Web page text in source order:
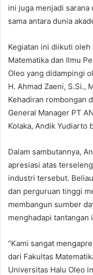
ini juga menjadi
sama antara dunia
Kegiatan ini diikuti oleh
Matematika dan Ilmu
Oleo yang didampingi
H. Ahmad Zaeni, S.Si.,
Kehadiran rombongan
General Manager PT
Kolaka, Andik Yudiarto
Dalam sambutannya,
apresiasi atas
industri tersebut.
dan perguruan tinggi
membangun sumber
menghadapi tantangan
“Kami sangat
dari Fakultas
Universitas Halu Oleo